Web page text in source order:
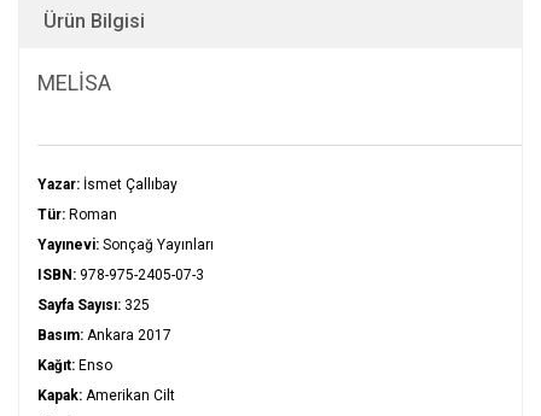
Ürün Bilgisi
MELİSA
Yazar: İsmet Çallıbay
Tür: Roman
Yayınevi: Sonçağ Yayınları
ISBN: 978-975-2405-07-3
Sayfa Sayısı: 325
Basım: Ankara 2017
Kağıt: Enso
Kapak: Amerikan Cilt